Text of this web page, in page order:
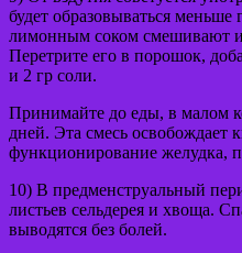
будет образовываться
лимонным соком смешивают
Перетрите его в порошок,
и 2 гр соли.
Принимайте до еды, в малом
дней. Эта смесь освобождает
функционирование желудка,
10) В предменструальный
листьев сельдерея и хвоща.
выводятся без болей.